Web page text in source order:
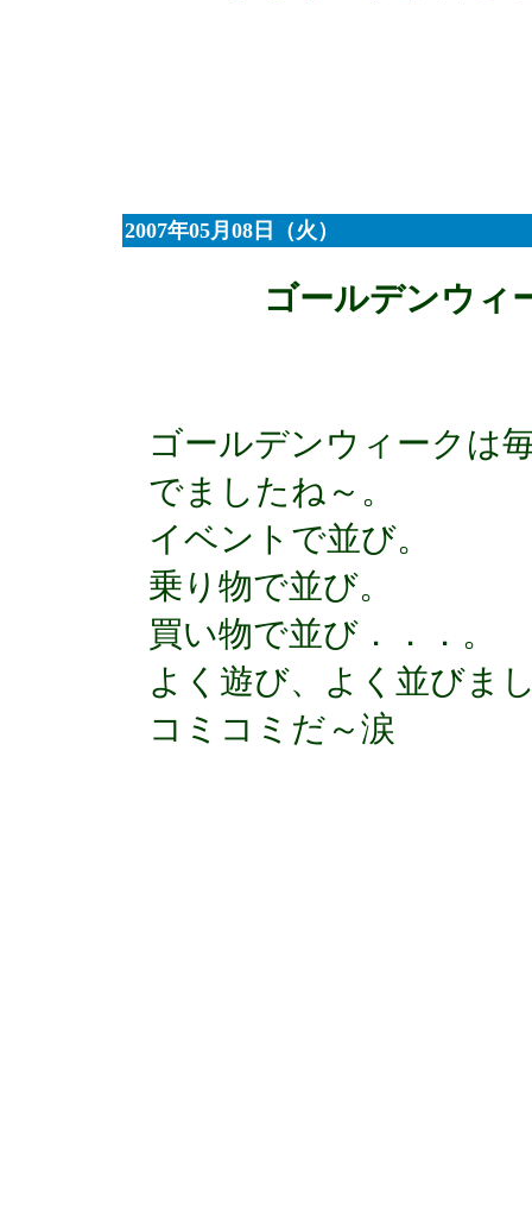
2007年05月08日（火）
ゴールデンウィ
ゴールデンウィークは
でましたね～。
イベントで並び。
乗り物で並び。
買い物で並び．．．。
よく遊び、よく並びま
コミコミだ～涙